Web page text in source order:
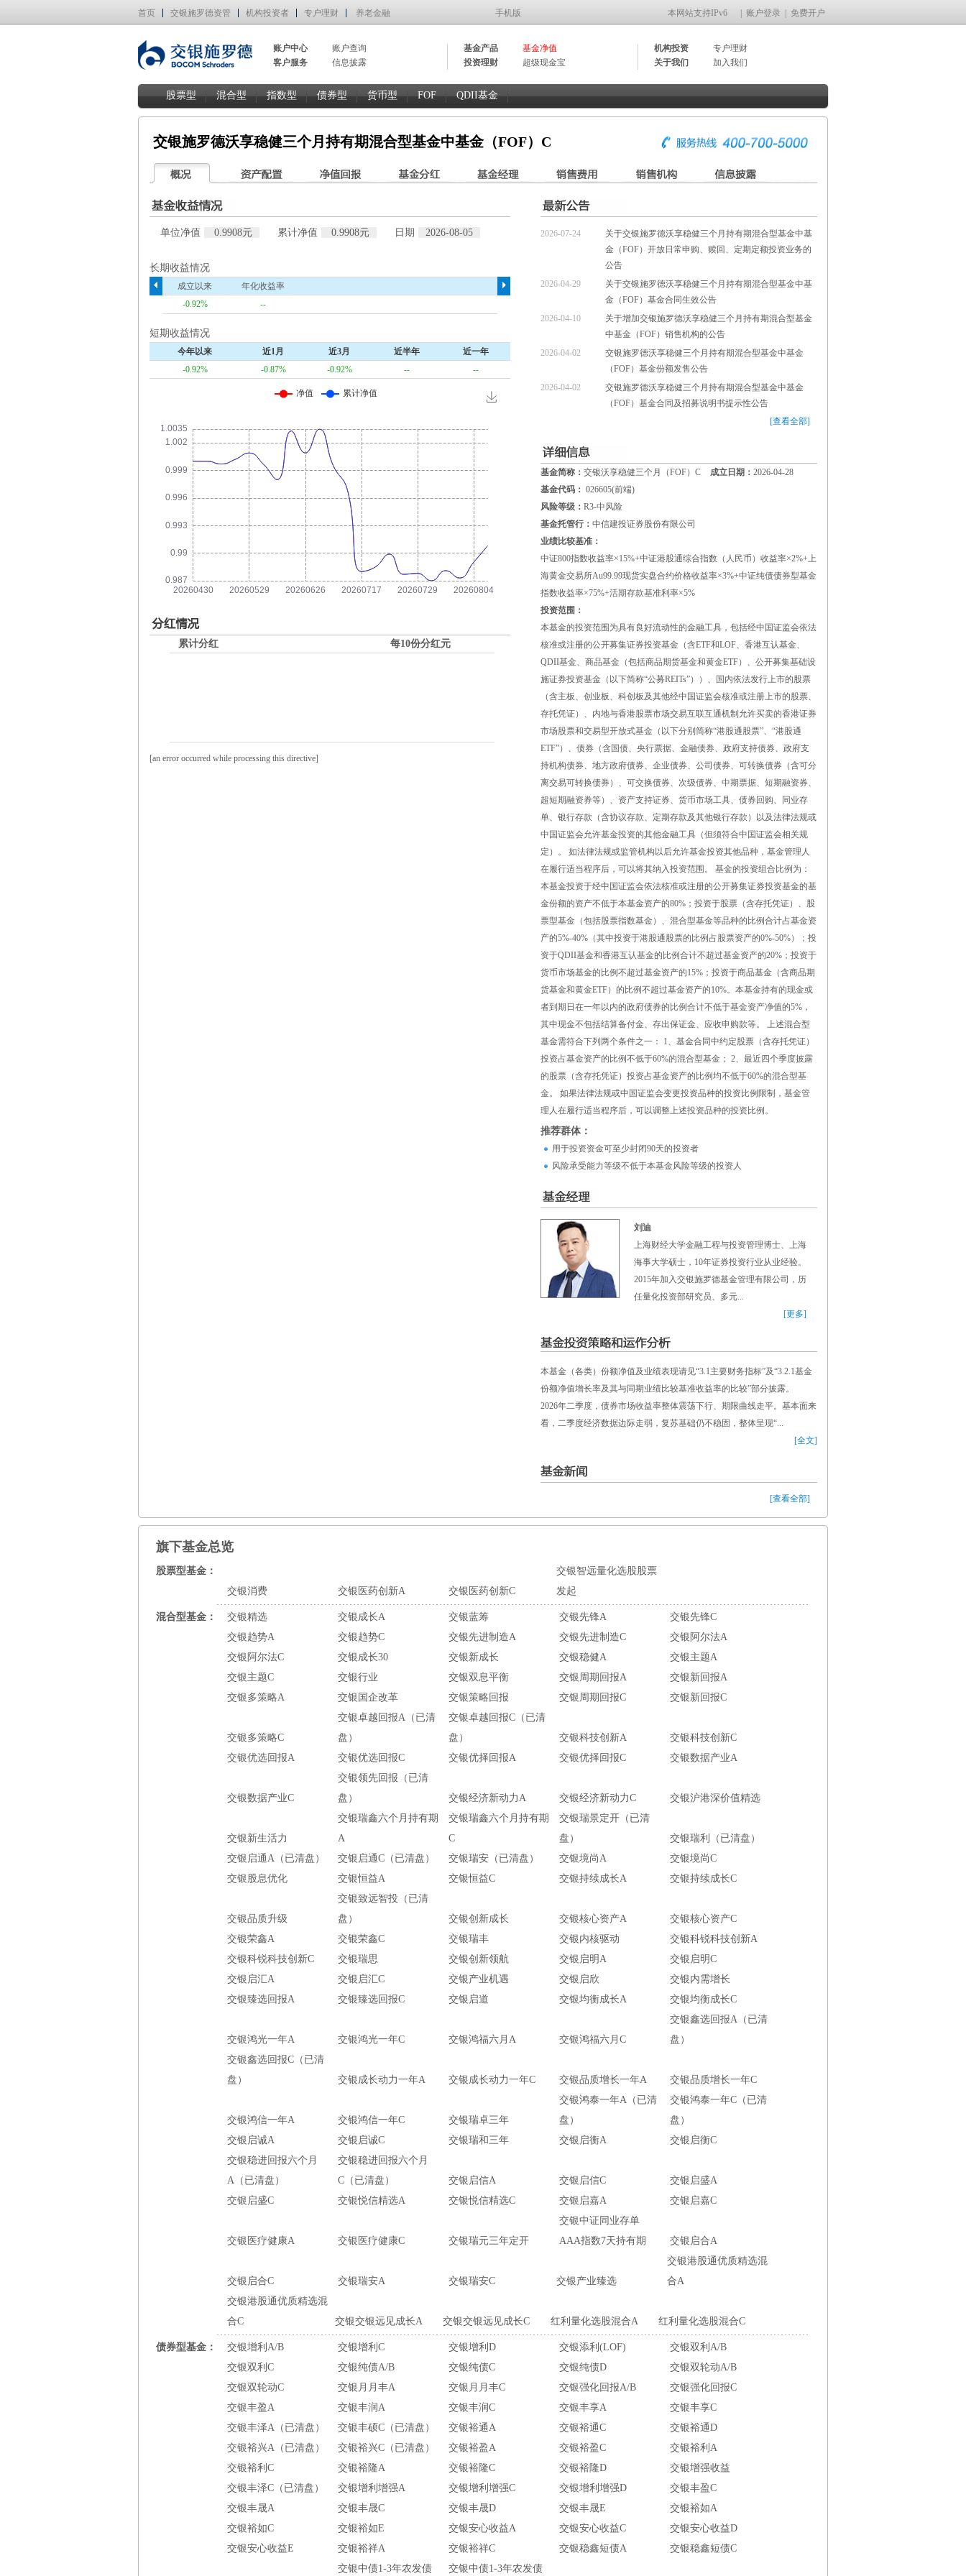
首页 交银施罗德资管 机构投资者 专户理财 养老金融 手机版 本网站支持IPv6 账户登录 免费开户
账户中心
账户查询
客户服务
信息披露
基金产品
基金净值
投资理财
超级现金宝
机构投资
专户理财
关于我们
加入我们
股票型 混合型 指数型 债券型 货币型 FOF QDII基金
交银施罗德沃享稳健三个月持有期混合型基金中基金（FOF）C
单位净值 0.9908元 累计净值 0.9908元 日期 2026-08-05
长期收益情况
成立以来
-0.92%
年化收益率
--
短期收益情况
今年以来 近1月 近3月 近半年
近一年
-0.92%
-0.87% -0.92% -- --
累计分红 每10份分红元
[an error occurred while processing this directive]
2026-07-24
关于交银施罗德沃享稳健三个月持有期混合型基金中基
金（FOF）开放日常申购、赎回、定期定额投资业务的
公告
2026-04-29
关于交银施罗德沃享稳健三个月持有期混合型基金中基
金（FOF）基金合同生效公告
2026-04-10
关于增加交银施罗德沃享稳健三个月持有期混合型基金
中基金（FOF）销售机构的公告
2026-04-02
交银施罗德沃享稳健三个月持有期混合型基金中基金
（FOF）基金份额发售公告
2026-04-02
交银施罗德沃享稳健三个月持有期混合型基金中基金
（FOF）基金合同及招募说明书提示性公告
[查看全部]
基金简称： 交银沃享稳健三个月（FOF）C 成立日期： 2026-04-28
基金代码： 026605(前端)
风险等级： R3-中风险
基金托管行： 中信建投证券股份有限公司
业绩比较基准：
中证800指数收益率×15%+中证港股通综合指数（人民币）收益率×2%+上
海黄金交易所Au99.99现货实盘合约价格收益率×3%+中证纯债债券型基金
指数收益率×75%+活期存款基准利率×5%
投资范围：
本基金的投资范围为具有良好流动性的金融工具，包括经中国证监会依法
核准或注册的公开募集证券投资基金（含ETF和LOF、香港互认基金、
QDII基金、商品基金（包括商品期货基金和黄金ETF）、公开募集基础设
施证券投资基金（以下简称“公募REITs”））、国内依法发行上市的股票
（含主板、创业板、科创板及其他经中国证监会核准或注册上市的股票、
存托凭证）、内地与香港股票市场交易互联互通机制允许买卖的香港证券
市场股票和交易型开放式基金（以下分别简称“港股通股票”、“港股通
ETF”）、债券（含国债、央行票据、金融债券、政府支持债券、政府支
持机构债券、地方政府债券、企业债券、公司债券、可转换债券（含可分
离交易可转换债券）、可交换债券、次级债券、中期票据、短期融资券、
超短期融资券等）、资产支持证券、货币市场工具、债券回购、同业存
单、银行存款（含协议存款、定期存款及其他银行存款）以及法律法规或
中国证监会允许基金投资的其他金融工具（但须符合中国证监会相关规
定）。 如法律法规或监管机构以后允许基金投资其他品种，基金管理人
在履行适当程序后，可以将其纳入投资范围。 基金的投资组合比例为：
本基金投资于经中国证监会依法核准或注册的公开募集证券投资基金的基
金份额的资产不低于本基金资产的80%；投资于股票（含存托凭证）、股
票型基金（包括股票指数基金）、混合型基金等品种的比例合计占基金资
产的5%-40%（其中投资于港股通股票的比例占股票资产的0%-50%）；投
资于QDII基金和香港互认基金的比例合计不超过基金资产的20%；投资于
货币市场基金的比例不超过基金资产的15%；投资于商品基金（含商品期
货基金和黄金ETF）的比例不超过基金资产的10%。本基金持有的现金或
者到期日在一年以内的政府债券的比例合计不低于基金资产净值的5%，
其中现金不包括结算备付金、存出保证金、应收申购款等。 上述混合型
基金需符合下列两个条件之一： 1、基金合同中约定股票（含存托凭证）
投资占基金资产的比例不低于60%的混合型基金； 2、最近四个季度披露
的股票（含存托凭证）投资占基金资产的比例均不低于60%的混合型基
金。 如果法律法规或中国证监会变更投资品种的投资比例限制，基金管
理人在履行适当程序后，可以调整上述投资品种的投资比例。
推荐群体：
用于投资资金可至少封闭90天的投资者
风险承受能力等级不低于本基金风险等级的投资人
刘迪
上海财经大学金融工程与投资管理博士、上海
海事大学硕士，10年证券投资行业从业经验。
2015年加入交银施罗德基金管理有限公司，历
任量化投资部研究员、多元...
[更多]
本基金（各类）份额净值及业绩表现请见“3.1主要财务指标”及“3.2.1基金
份额净值增长率及其与同期业绩比较基准收益率的比较”部分披露。
2026年二季度，债券市场收益率整体震荡下行、期限曲线走平。基本面来
看，二季度经济数据边际走弱，复苏基础仍不稳固，整体呈现“...
[全文]
[查看全部]
旗下基金总览
股票型基金：
交银消费
交银医药创新A 交银医药创新C
交银智远量化选股股票
发起
混合型基金： 交银精选 交银成长A 交银蓝筹 交银先锋A
交银先锋C
交银趋势A
交银趋势C 交银先进制造A 交银先进制造C
交银阿尔法A
交银阿尔法C
交银成长30 交银新成长 交银稳健A
交银主题A
交银主题C
交银行业 交银双息平衡 交银周期回报A
交银新回报A
交银多策略A
交银国企改革 交银策略回报 交银周期回报C 交银新回报C
交银多策略C
交银卓越回报A（已清
盘）
交银卓越回报C（已清
盘）
交银科技创新A
交银科技创新C
交银优选回报A
交银优选回报C 交银优择回报A 交银优择回报C 交银数据产业A
交银数据产业C
交银领先回报（已清
盘）
交银经济新动力A 交银经济新动力C 交银沪港深价值精选
交银新生活力
交银瑞鑫六个月持有期
A
交银瑞鑫六个月持有期
C
交银瑞景定开（已清
盘）
交银瑞利（已清盘）
交银启通A（已清盘）
交银启通C（已清盘） 交银瑞安（已清盘） 交银境尚A
交银境尚C
交银股息优化
交银恒益A 交银恒益C 交银持续成长A 交银持续成长C
交银品质升级
交银致远智投（已清
盘）
交银创新成长 交银核心资产A
交银核心资产C
交银荣鑫A
交银荣鑫C 交银瑞丰 交银内核驱动
交银科锐科技创新A
交银科锐科技创新C
交银瑞思 交银创新领航 交银启明A
交银启明C
交银启汇A
交银启汇C 交银产业机遇 交银启欣
交银内需增长
交银臻选回报A
交银臻选回报C 交银启道 交银均衡成长A 交银均衡成长C
交银鸿光一年A 交银鸿光一年C 交银鸿福六月A 交银鸿福六月C
交银鑫选回报A（已清
盘）
交银鑫选回报C（已清
盘）
交银成长动力一年A 交银成长动力一年C 交银品质增长一年A 交银品质增长一年C
交银鸿信一年A 交银鸿信一年C 交银瑞卓三年
交银鸿泰一年A（已清
盘）
交银鸿泰一年C（已清
盘）
交银启诚A
交银启诚C 交银瑞和三年 交银启衡A
交银启衡C
交银稳进回报六个月
A（已清盘）
交银稳进回报六个月
C（已清盘）
交银启信A 交银启信C
交银启盛A
交银启盛C
交银悦信精选A 交银悦信精选C 交银启嘉A 交银启嘉C
交银医疗健康A 交银医疗健康C 交银瑞元三年定开
交银中证同业存单
AAA指数7天持有期
交银启合A
交银启合C 交银瑞安A 交银瑞安C 交银产业臻选
交银港股通优质精选混
合A
交银港股通优质精选混
合C
交银交银远见成长A 交银交银远见成长C 红利量化选股混合A 红利量化选股混合C
债券型基金： 交银增利A/B 交银增利C 交银增利D 交银添利(LOF)
交银双利A/B
交银双利C
交银纯债A/B 交银纯债C 交银纯债D
交银双轮动A/B
交银双轮动C
交银月月丰A 交银月月丰C 交银强化回报A/B
交银强化回报C
交银丰盈A
交银丰润A 交银丰润C 交银丰享A
交银丰享C
交银丰泽A（已清盘）
交银丰硕C（已清盘） 交银裕通A 交银裕通C
交银裕通D
交银裕兴A（已清盘）
交银裕兴C（已清盘） 交银裕盈A 交银裕盈C
交银裕利A
交银裕利C
交银裕隆A 交银裕隆C 交银裕隆D
交银增强收益
交银丰泽C（已清盘）
交银增利增强A 交银增利增强C 交银增利增强D
交银丰盈C
交银丰晟A
交银丰晟C 交银丰晟D 交银丰晟E
交银裕如A
交银裕如C
交银裕如E 交银安心收益A 交银安心收益C
交银安心收益D
交银安心收益E
交银裕祥A 交银裕祥C 交银稳鑫短债A
交银稳鑫短债C
交银中债1-3年农发债
交银中债1-3年农发债